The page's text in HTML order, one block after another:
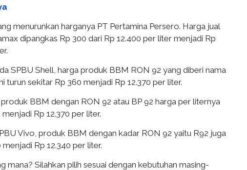
menurunkan harganya PT Pertamina Persero. Harga jual
dipangkas Rp 300 dari Rp 12.400 per liter menjadi Rp
SPBU Shell, harga produk BBM RON 92 yang diberi nama
turun sekitar Rp 360 menjadi Rp 12.370 per liter.
produk BBM dengan RON 92 atau BP 92 harga per liternya
Rp 12.370 per liter.
Vivo, produk BBM dengan kadar RON 92 yaitu R92 juga
Rp 12.340 per liter.
mana? Silahkan pilih sesuai dengan kebutuhan masing-